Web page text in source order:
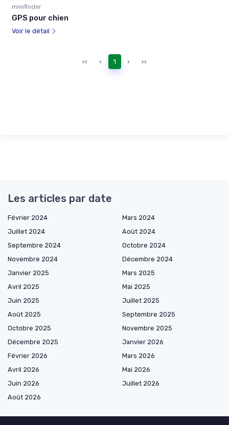
minifinder
GPS pour chien
Voir le détail
‹‹ ‹ 1 › ››
Les articles par date
Février 2024
Mars 2024
Juillet 2024
Août 2024
Septembre 2024
Octobre 2024
Novembre 2024
Décembre 2024
Janvier 2025
Mars 2025
Avril 2025
Mai 2025
Juin 2025
Juillet 2025
Août 2025
Septembre 2025
Octobre 2025
Novembre 2025
Décembre 2025
Janvier 2026
Février 2026
Mars 2026
Avril 2026
Mai 2026
Juin 2026
Juillet 2026
Août 2026